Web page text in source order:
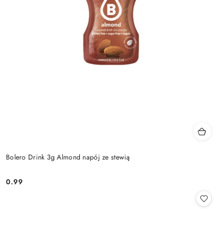
Bolero Drink 3g Almond napój ze stewią
Cena:
0.99